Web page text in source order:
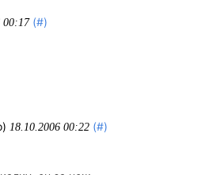
00:17 (#)
18.10.2006 00:22 (#)